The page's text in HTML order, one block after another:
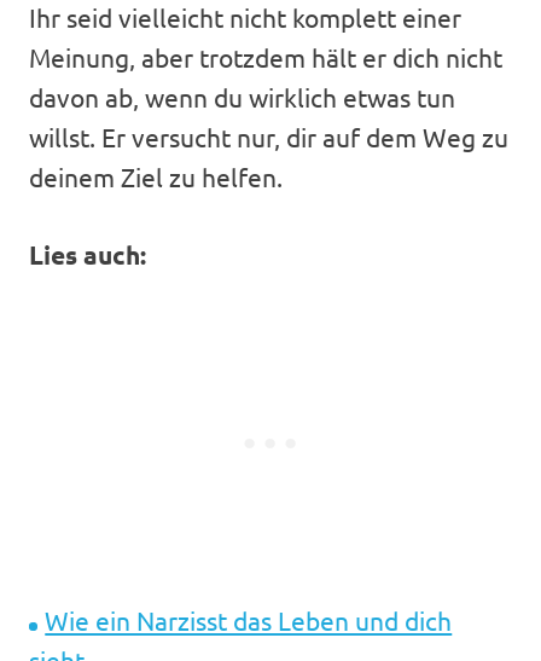
Ihr seid vielleicht nicht komplett einer
Meinung, aber trotzdem hält er dich nicht
davon ab, wenn du wirklich etwas tun
willst. Er versucht nur, dir auf dem Weg zu
deinem Ziel zu helfen.
Lies auch:
Wie ein Narzisst das Leben und dich